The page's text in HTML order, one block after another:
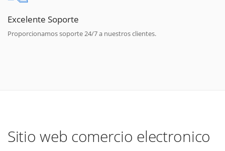
Excelente Soporte
Proporcionamos soporte 24/7 a nuestros clientes.
Sitio web comercio electronico